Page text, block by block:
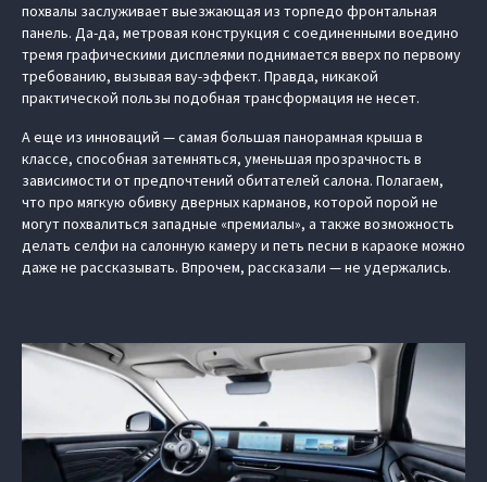
похвалы заслуживает выезжающая из торпедо фронтальная
панель. Да-да, метровая конструкция с соединенными воедино
тремя графическими дисплеями поднимается вверх по первому
требованию, вызывая вау-эффект. Правда, никакой
практической пользы подобная трансформация не несет.
А еще из инноваций — самая большая панорамная крыша в
классе, способная затемняться, уменьшая прозрачность в
зависимости от предпочтений обитателей салона. Полагаем,
что про мягкую обивку дверных карманов, которой порой не
могут похвалиться западные «премиалы», а также возможность
делать селфи на салонную камеру и петь песни в караоке можно
даже не рассказывать. Впрочем, рассказали — не удержались.